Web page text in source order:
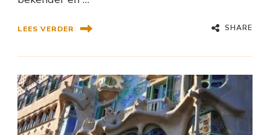
LEES VERDER SHARE